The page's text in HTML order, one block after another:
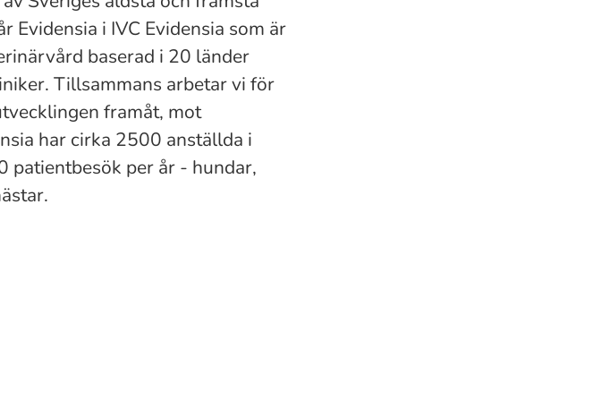
Evidensia i IVC Evidensia som är
baserad i 20 länder
Tillsammans arbetar vi för
framåt, mot
har cirka 2500 anställda i
patientbesök per år - hundar,